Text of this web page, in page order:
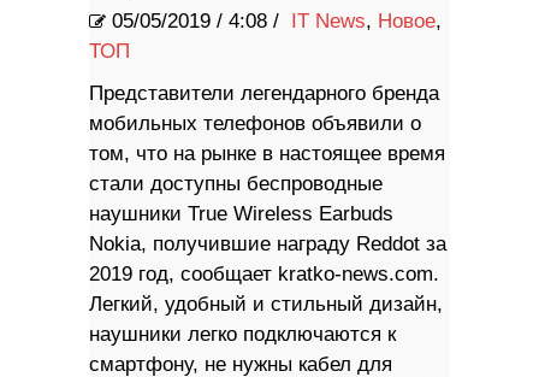
05/05/2019 / 4:08 / IT News, Новое,
ТОП
Представители легендарного бренда
мобильных телефонов объявили о
том, что на рынке в настоящее время
стали доступны беспроводные
наушники True Wireless Earbuds
Nokia, получившие награду Reddot за
2019 год, сообщает kratko-news.com.
Легкий, удобный и стильный дизайн,
наушники легко подключаются к
смартфону, не нужны кабел для